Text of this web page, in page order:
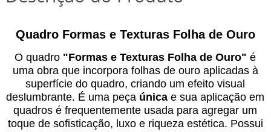
Quadro Formas e Texturas Folha de Ouro
O quadro "Formas e Texturas Folha de Ouro" é
uma obra que incorpora folhas de ouro aplicadas à
superfície do quadro, criando um efeito visual
deslumbrante. É uma peça únicae sua aplicação em
quadros é frequentemente usada para agregar um
toque de sofisticação, luxo e riqueza estética. Possui